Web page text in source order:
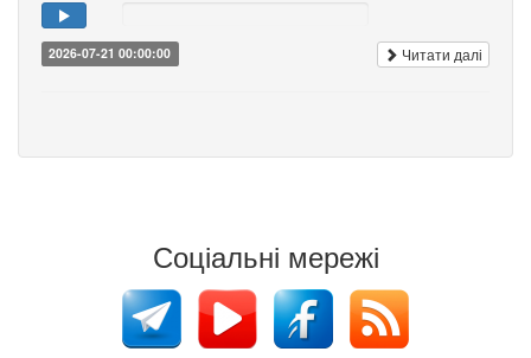
2026-07-21 00:00:00 Читати далі
Соціальні мережі